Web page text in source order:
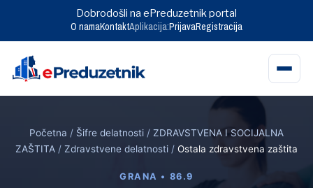
Dobrodošli na ePreduzetnik portal
O namaKontaktAplikacija:PrijavaRegistracija
contentPočetna / Šifre delatnosti / ZDRAVSTVENA I SOCIJALNA
ZAŠTITA / Zdravstvene delatnosti / Ostala zdravstvena zaštita
GRANA • 86.9